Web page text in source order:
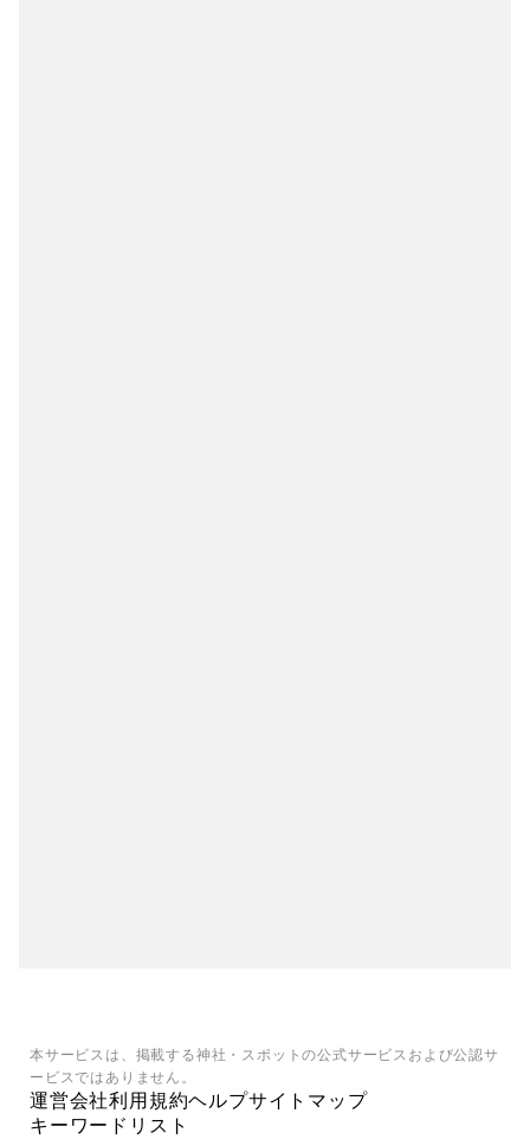
本サービスは、掲載する神社・スポットの公式サービスおよび公認サ
ービスではありません。
運営会社利用規約ヘルプサイトマップ
キーワードリスト